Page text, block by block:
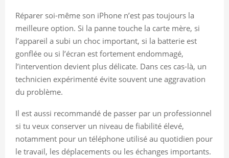
Réparer soi-même son iPhone n’est pas toujours la
meilleure option. Si la panne touche la carte mère, si
l’appareil a subi un choc important, si la batterie est
gonflée ou si l’écran est fortement endommagé,
l’intervention devient plus délicate. Dans ces cas-là, un
technicien expérimenté évite souvent une aggravation
du problème.
Il est aussi recommandé de passer par un professionnel
si tu veux conserver un niveau de fiabilité élevé,
notamment pour un téléphone utilisé au quotidien pour
le travail, les déplacements ou les échanges importants.